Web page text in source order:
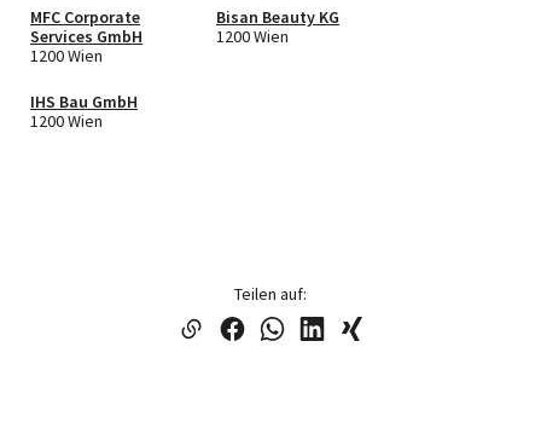
MFC Corporate
Services GmbH
1200 Wien
Bisan Beauty KG
1200 Wien
IHS Bau GmbH
1200 Wien
Teilen auf: